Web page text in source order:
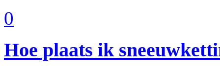
0
Hoe plaats ik